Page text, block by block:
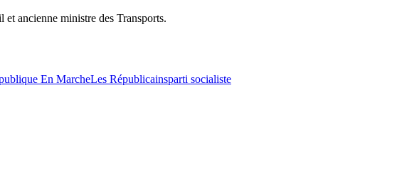
ancienne ministre des Transports.
En MarcheLes Républicainsparti socialiste